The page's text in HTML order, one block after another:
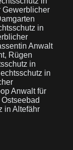
Gewerblicher
in
Anwalt
Rügen
in
in
Anwalt für
in Altefähr